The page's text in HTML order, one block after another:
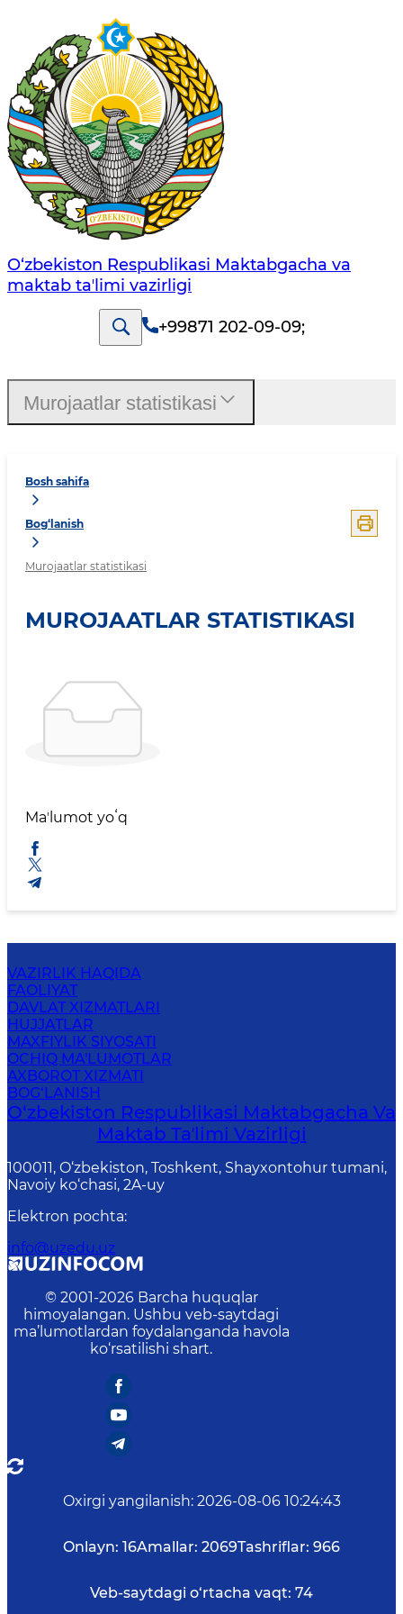
O‘zbekiston Respublikasi Maktabgacha va
maktab taʼlimi vazirligi
+99871 202-09-09;
Bosh sahifa
Bog‘lanish
Murojaatlar statistikasi
MUROJAATLAR STATISTIKASI
Maʼlumot yoʻq
Murojaatlar statistikasi
VAZIRLIK HAQIDA
FAOLIYAT
DAVLAT XIZMATLARI
HUJJATLAR
MAXFIYLIK SIYOSATI
OCHIQ MA'LUMOTLAR
AXBOROT XIZMATI
BOG‘LANISH
O‘zbekiston Respublikasi Maktabgacha Va
Maktab Taʼlimi Vazirligi
100011, O‘zbekiston, Toshkent, Shayxontohur tumani,
Navoiy ko‘chasi, 2A-uy
Elektron pochta:
info@uzedu.uz
© 2001-2026 Barcha huquqlar
himoyalangan. Ushbu veb-saytdagi
ma’lumotlardan foydalanganda havola
ko‘rsatilishi shart.
Oxirgi yangilanish: 2026-08-06 10:24:43
Onlayn: 16Amallar: 2069Tashriflar: 966
Veb-saytdagi o‘rtacha vaqt: 74